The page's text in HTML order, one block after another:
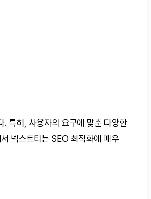
. 특히, 사용자의 요구에 맞춘 다양한
넥스트티는 SEO 최적화에 매우